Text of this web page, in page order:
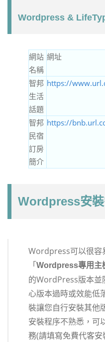
Wordpress &
網站
名稱
網址
智邦
生活
話題
https://
智邦
民宿
訂房
簡介
https://
Wordpress安
Wordpress可以很容
「Wordpress專用主
的WordPress版本並
心版本過時或效能低
裝讓您自行安裝其他
安裝程序不熟悉，可
務(請填寫免費代客